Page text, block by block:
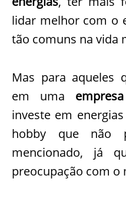
lidar melhor com o
tão comuns na vida
Mas para aqueles
em uma
investe em
hobby que não
mencionado, já
preocupação com o